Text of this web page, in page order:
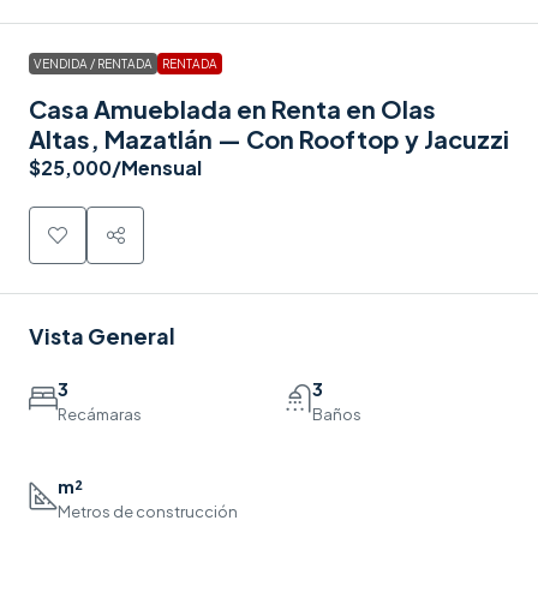
VENDIDA / RENTADA RENTADA
Casa Amueblada en Renta en Olas
Altas, Mazatlán — Con Rooftop y Jacuzzi
$25,000/Mensual
Vista General
3
Recámaras
3
Baños
m²
Metros de construcción